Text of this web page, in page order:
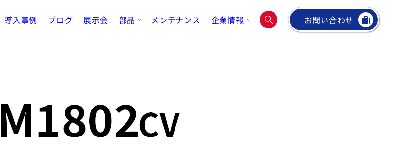
導入事例 ブログ 展示会 部品 メンテナンス 企業情報 お問い合わせ